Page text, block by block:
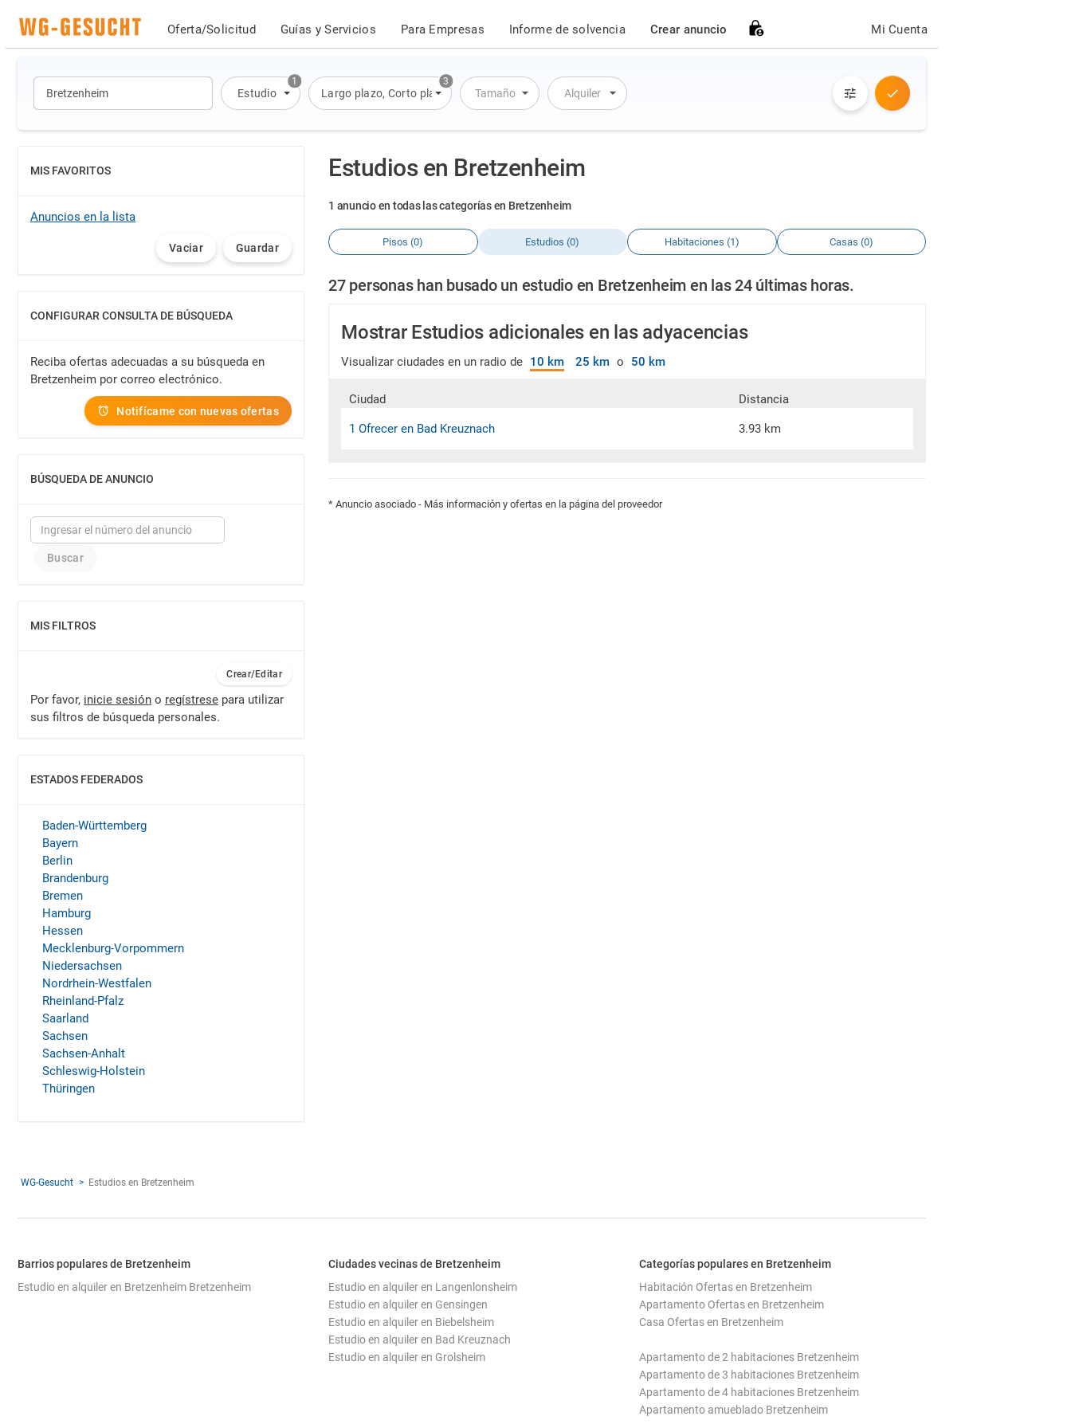
Oferta/Solicitud Guías y Servicios Para Empresas Informe de solvencia Crear anuncio Mi Cuenta
1
Estudio
3
Largo plazo, Corto plazo , Alquiler por día
Tamaño Alquiler
Estudios en Bretzenheim
1 anuncio en todas las categorías en Bretzenheim
Pisos (0) Estudios (0) Habitaciones (1) Casas (0)
27 personas han busado un estudio en Bretzenheim en las 24 últimas horas.
Mostrar Estudios adicionales en las adyacencias
Visualizar ciudades en un radio de 10 km 25 km o 50 km
Ciudad Distancia
1 Ofrecer en Bad Kreuznach 3.93 km
* Anuncio asociado - Más información y ofertas en la página del proveedor
MIS FAVORITOS
MOSTRAR
Anuncios en la lista
Vaciar Guardar
CONFIGURAR CONSULTA DE BÚSQUEDA
MOSTRAR
Reciba ofertas adecuadas a su búsqueda en
Bretzenheim por correo electrónico.
Notifícame con nuevas ofertas
BÚSQUEDA DE ANUNCIO
MOSTRAR
MIS FILTROS
MOSTRAR
Crear/Editar
Por favor, inicie sesión o regístrese para utilizar
sus filtros de búsqueda personales.
ESTADOS FEDERADOS
MOSTRAR
Baden-Württemberg
Bayern
Berlin
Brandenburg
Bremen
Hamburg
Hessen
Mecklenburg-Vorpommern
Niedersachsen
Nordrhein-Westfalen
Rheinland-Pfalz
Saarland
Sachsen
Sachsen-Anhalt
Schleswig-Holstein
Thüringen
WG-Gesucht Estudios en Bretzenheim
Barrios populares de Bretzenheim
Estudio en alquiler en Bretzenheim Bretzenheim
Ciudades vecinas de Bretzenheim
Estudio en alquiler en Langenlonsheim
Estudio en alquiler en Gensingen
Estudio en alquiler en Biebelsheim
Estudio en alquiler en Bad Kreuznach
Estudio en alquiler en Grolsheim
Categorías populares en Bretzenheim
Habitación Ofertas en Bretzenheim
Apartamento Ofertas en Bretzenheim
Casa Ofertas en Bretzenheim
Apartamento de 2 habitaciones Bretzenheim
Apartamento de 3 habitaciones Bretzenheim
Apartamento de 4 habitaciones Bretzenheim
Apartamento amueblado Bretzenheim